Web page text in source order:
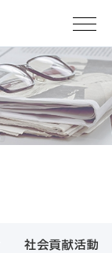
社会貢献活動